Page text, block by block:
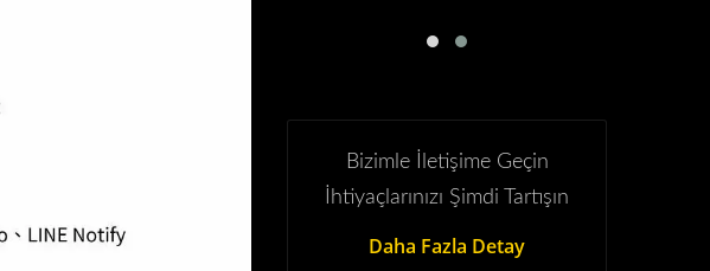
Bizimle İletişime Geçin
İhtiyaçlarınızı Şimdi Tartışın
Daha Fazla Detay